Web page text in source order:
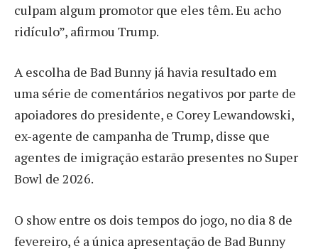
culpam algum promotor que eles têm. Eu acho
ridículo”, afirmou Trump.
A escolha de Bad Bunny já havia resultado em
uma série de comentários negativos por parte de
apoiadores do presidente, e Corey Lewandowski,
ex-agente de campanha de Trump, disse que
agentes de imigração estarão presentes no Super
Bowl de 2026.
O show entre os dois tempos do jogo, no dia 8 de
fevereiro, é a única apresentação de Bad Bunny